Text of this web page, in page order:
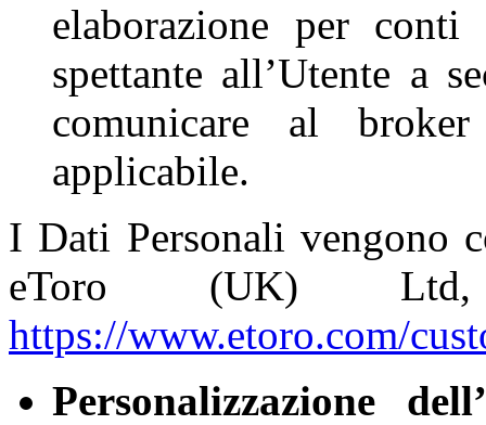
elaborazione per
spettante all’Utente a
comunicare al
applicabile.
I Dati Personali vengono
eToro (UK)
https://www.etoro.com/
Personalizzazione